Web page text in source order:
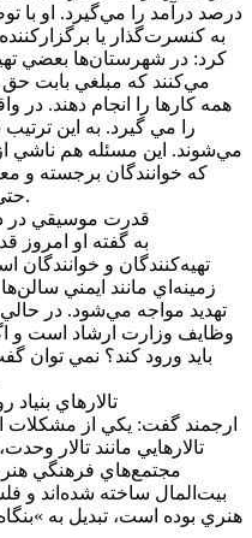
درصد درآمد را مي‌گيرد. او با
به کنسرت‌گذار يا
کرد: در شهرستان‌ها بعضي
مي‌کنند که مبلغي بابت حق
همه کارها را انجام دهند.
را مي گيرد. به اين
مي‌شوند. اين مسئله هم ناشي
که خوانندگان برجسته و
حتي سهمي به شرکت شهرستاني بدهند.
قدرت موسيقي در
به گفته او
تهيه‌کنندگان و
زمينه‌اي مانند ايمني
تهديد مواجه مي‌شود. در
وظايف وزارت ارشاد است و
بايد ورود کند؟ نمي توان
تالارهاي
ارجمند گفت: يکي از مشکلات
تالارهايي مانند تالار
مجتمع‌هاي فرهنگي
بيت‌المال ساخته شده‌اند و
هنري بوده است، تبديل به